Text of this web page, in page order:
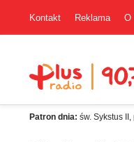
Kontakt Reklama O
Patron dnia: św. Sykstus